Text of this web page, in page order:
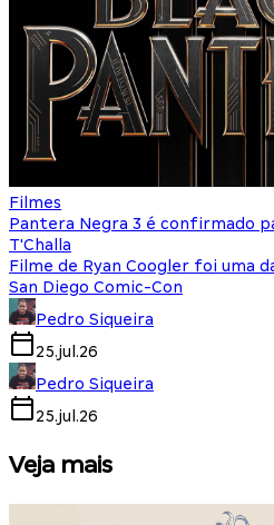
Filmes
Pantera Negra 3 é confirmado
T'Challa
Filme de Ryan Coogler foi uma
San Diego Comic-Con
Pedro Siqueira
25.jul.26
Pedro Siqueira
25.jul.26
Veja mais